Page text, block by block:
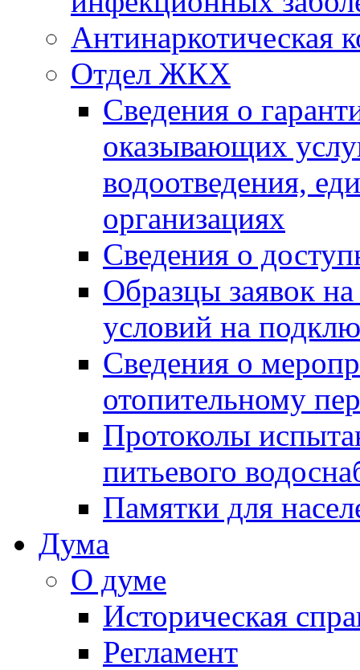
Антинаркотическая
Отдел ЖКХ
Сведения о
оказывающих
водоотведения,
организациях
Сведения о
Образцы заявок
условий на
Сведения о
отопительному
Протоколы
питьевого
Памятки для
Дума
О думе
Историческая
Регламент